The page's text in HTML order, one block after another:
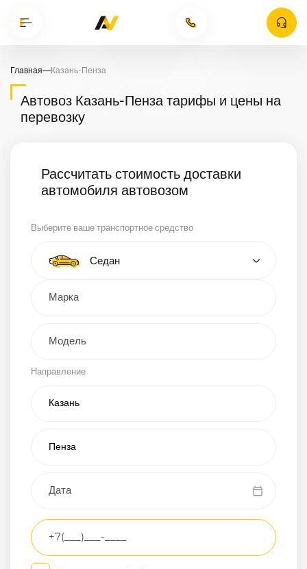
Главная—Казань-Пенза
Автовоз Казань-Пенза тарифы и цены на
перевозку
Рассчитать стоимость доставки
автомобиля автовозом
Выберите ваше транспортное средство
Тип автомобиля
Седан
Кроссовер
Направление
Транспортное